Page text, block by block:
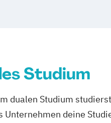
Studium
dualen Studium
Unternehmen deine